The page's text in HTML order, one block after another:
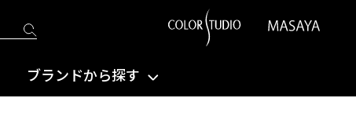
ブランドから探す